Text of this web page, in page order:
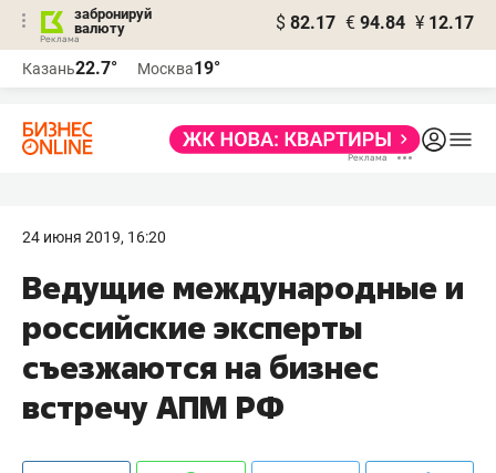
забронируй
валюту
$ 82.17 € 94.84 ¥ 12.17
Казань22.7° Москва19°
24 июня 2019, 16:20
Ведущие международные и
российские эксперты
съезжаются на бизнес
встречу АПМ РФ